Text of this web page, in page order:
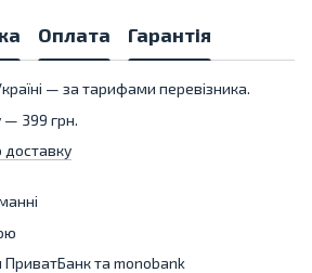
Оплата Гарантія
— за тарифами перевізника.
— 399 грн.
доставку
та monobank